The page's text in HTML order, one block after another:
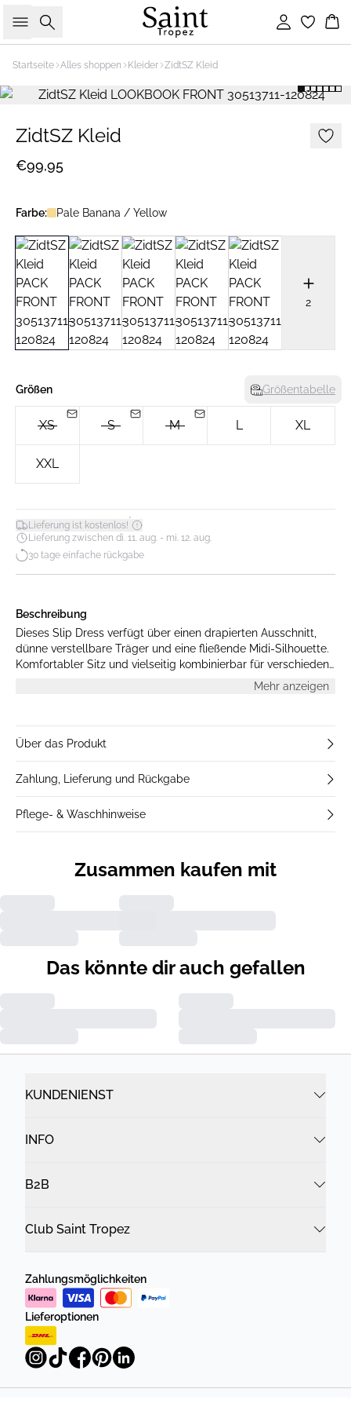
Suche Einloggen
Startseite Alles shoppen Kleider ZidtSZ Kleid
ZidtSZ Kleid
€99,95
Farbe: Pale Banana / Yellow
2
Größen Größentabelle
XS S M L XL
XXL
Lieferung ist kostenlos!*
Lieferung zwischen di. 11. aug. - mi. 12. aug.
30 tage einfache rückgabe
Beschreibung
Dieses Slip Dress verfügt über einen drapierten Ausschnitt,
dünne verstellbare Träger und eine fließende Midi-Silhouette.
Komfortabler Sitz und vielseitig kombinierbar für verschiedene
Mehr anzeigen
Über das Produkt
Zahlung, Lieferung und Rückgabe
Pflege- & Waschhinweise
Zusammen kaufen mit
Das könnte dir auch gefallen
KUNDENIENST
INFO
B2B
Club Saint Tropez
Zahlungsmöglichkeiten
Lieferoptionen